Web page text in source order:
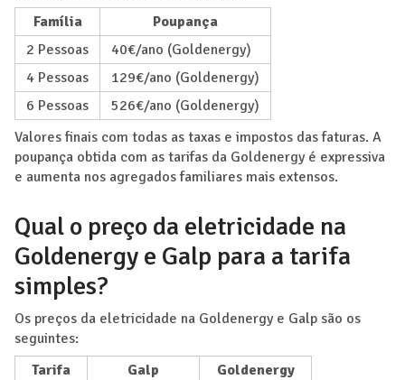
Família
Poupança
2 Pessoas
40€/ano (Goldenergy)
4 Pessoas
129€/ano (Goldenergy)
6 Pessoas
526€/ano (Goldenergy)
Valores finais com todas as taxas e impostos das faturas. A
poupança obtida com as tarifas da Goldenergy é expressiva
e aumenta nos agregados familiares mais extensos.
Qual o preço da eletricidade na
Goldenergy e Galp para a tarifa
simples?
Os preços da eletricidade na Goldenergy e Galp são os
seguintes:
Tarifa
Galp
Goldenergy